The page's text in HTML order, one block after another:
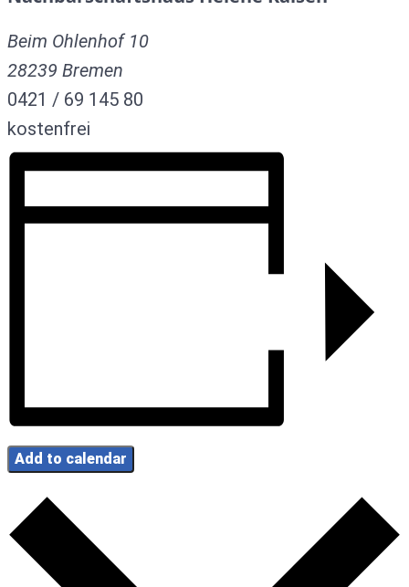
Beim Ohlenhof 10
28239 Bremen
0421 / 69 145 80
kostenfrei
Add to calendar